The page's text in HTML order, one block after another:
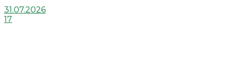
31.07.2026
17